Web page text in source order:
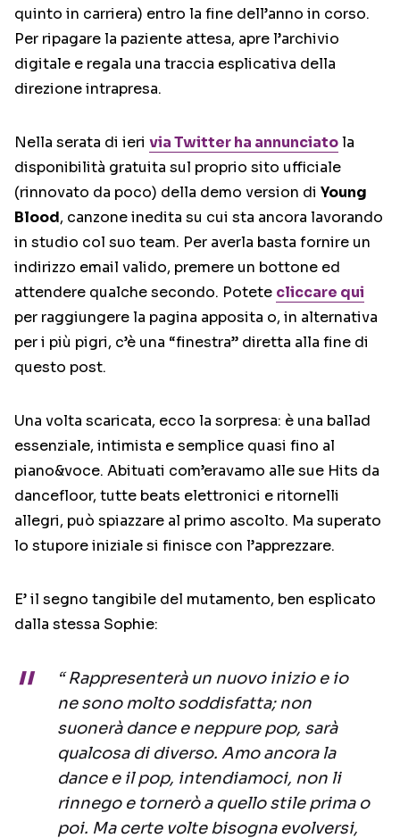
quinto in carriera) entro la fine dell’anno in corso.
Per ripagare la paziente attesa, apre l’archivio
digitale e regala una traccia esplicativa della
direzione intrapresa.
Nella serata di ieri via Twitter ha annunciatola
disponibilità gratuita sul proprio sito ufficiale
(rinnovato da poco) della demo version di Young
Blood, canzone inedita su cui sta ancora lavorando
in studio col suo team. Per averla basta fornire un
indirizzo email valido, premere un bottone ed
attendere qualche secondo. Potete cliccare qui
per raggiungere la pagina apposita o, in alternativa
per i più pigri, c’è una “finestra” diretta alla fine di
questo post.
Una volta scaricata, ecco la sorpresa: è una ballad
essenziale, intimista e semplice quasi fino al
piano&voce. Abituati com’eravamo alle sue Hits da
dancefloor, tutte beats elettronici e ritornelli
allegri, può spiazzare al primo ascolto. Ma superato
lo stupore iniziale si finisce con l’apprezzare.
E’ il segno tangibile del mutamento, ben esplicato
dalla stessa Sophie:
“ Rappresenterà un nuovo inizio e io
ne sono molto soddisfatta; non
suonerà dance e neppure pop, sarà
qualcosa di diverso. Amo ancora la
dance e il pop, intendiamoci, non li
rinnego e tornerò a quello stile prima o
poi. Ma certe volte bisogna evolversi,